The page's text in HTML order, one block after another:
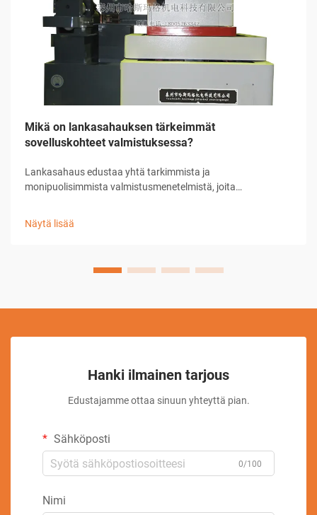
Mikä on lankasahauksen tärkeimmät
sovelluskohteet valmistuksessa?
Lankasahaus edustaa yhtä tarkimmista ja
monipuolisimmista valmistusmenetelmistä, joita
työkappaleen välillä...
Näytä lisää
Hanki ilmainen tarjous
Edustajamme ottaa sinuun yhteyttä pian.
Sähköposti
0/100
Nimi